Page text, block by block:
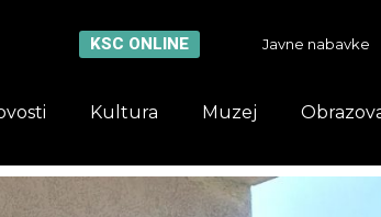
KSC ONLINE Javne nabavke
Kultura Muzej